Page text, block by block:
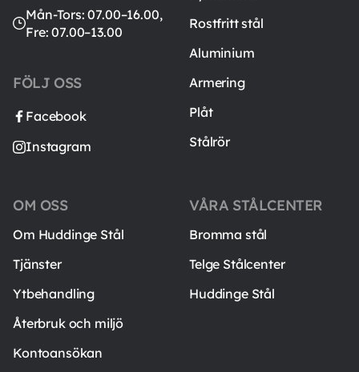
Mån-Tors: 07.00–16.00,
Fre: 07.00–13.00
FÖLJ OSS
Facebook
Instagram
Rostfritt stål
Aluminium
Armering
Plåt
Stålrör
VÅRA STÅLCENTER
Bromma stål
Telge Stålcenter
Huddinge Stål
OM OSS
Om Huddinge Stål
Tjänster
Ytbehandling
Återbruk och miljö
Kontoansökan